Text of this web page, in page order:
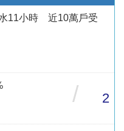
11小時 近10萬戶受
/ 2